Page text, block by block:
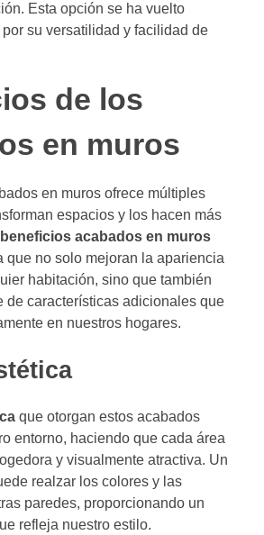
Esta opción se ha vuelto
su versatilidad y facilidad de
de los
en muros
en muros ofrece múltiples
espacios y los hacen más
beneficios acabados en muros
que no solo mejoran la apariencia
habitación, sino que también
de características adicionales que
en nuestros hogares.
que otorgan estos acabados
entorno, haciendo que cada área
y visualmente atractiva. Un
realzar los colores y las
paredes, proporcionando un
refleja nuestro estilo.